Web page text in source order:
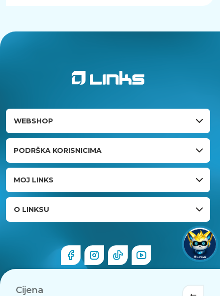
Cijena
WEBSHOP
PODRŠKA KORISNICIMA
MOJ LINKS
O LINKSU